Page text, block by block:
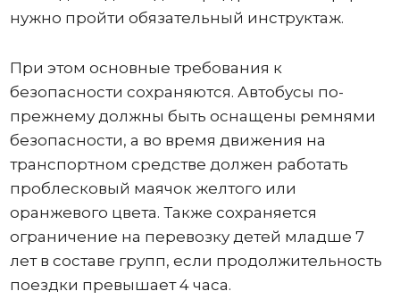
нужно пройти обязательный инструктаж.
При этом основные требования к
безопасности сохраняются. Автобусы по-
прежнему должны быть оснащены ремнями
безопасности, а во время движения на
транспортном средстве должен работать
проблесковый маячок желтого или
оранжевого цвета. Также сохраняется
ограничение на перевозку детей младше 7
лет в составе групп, если продолжительность
поездки превышает 4 часа.